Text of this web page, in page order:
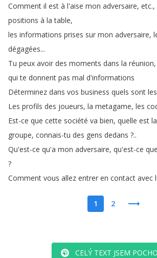
Comment il est à l'aise mon adversaire, etc.,
positions à la table,
les informations prises sur mon adversaire,
dégagées...
Tu peux avoir des moments dans la réunion,
qui te donnent pas mal d'informations
Déterminez dans vos business quels sont les
Les profils des joueurs, la metagame, les
Est-ce que cette société va bien, quelle est la
groupe, connais-tu des gens dedans ?..
Qu'est-ce qu'a mon adversaire, qu'est-ce que
?
Comment vous allez entrer en contact avec
1 2
CELÝ TEXT JSEM